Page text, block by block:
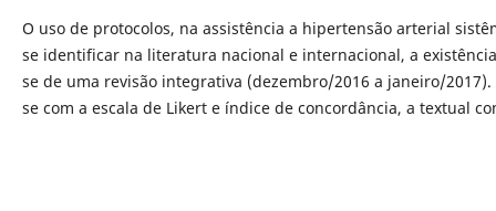
O uso de protocolos, na assistência a hipertensão arterial
se identificar na literatura nacional e internacional, a
se de uma revisão integrativa (dezembro/2016 a janeiro/
se com a escala de Likert e índice de concordância, a textual